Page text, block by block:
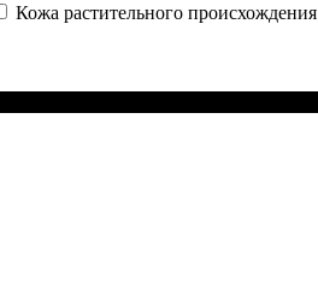
Кожа растительного происхождения